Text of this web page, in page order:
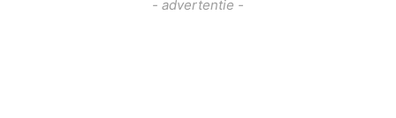
- advertentie -